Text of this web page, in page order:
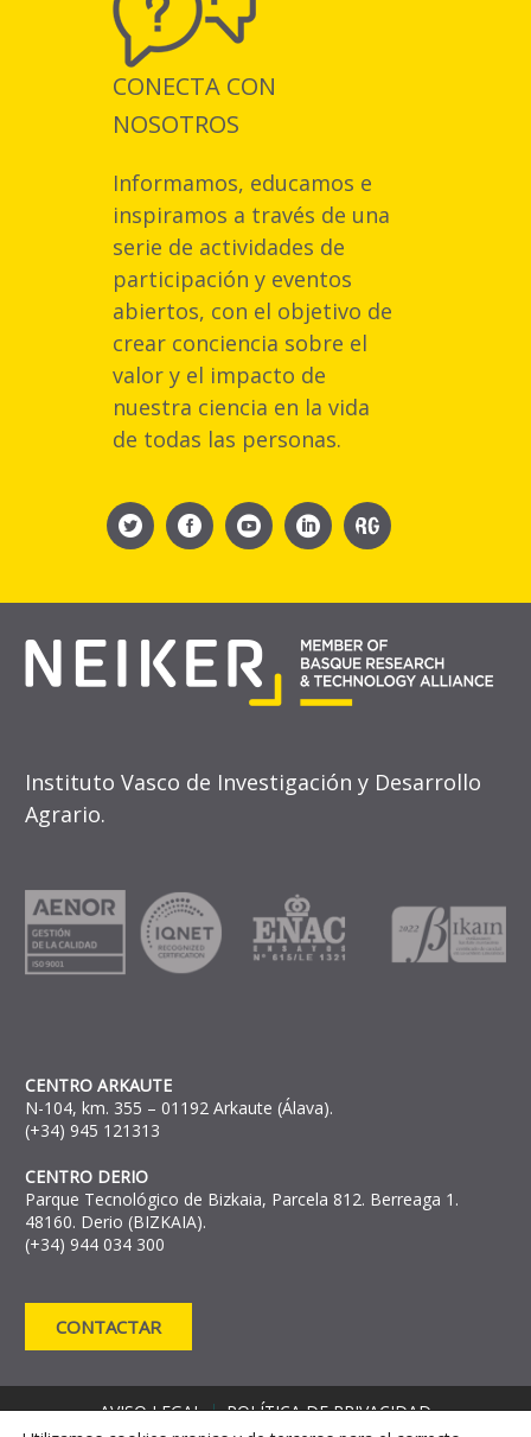
CONECTA CON
NOSOTROS
Informamos, educamos e
inspiramos a través de una
serie de actividades de
participación y eventos
abiertos, con el objetivo de
crear conciencia sobre el
valor y el impacto de
nuestra ciencia en la vida
de todas las personas.
Instituto Vasco de Investigación y Desarrollo
Agrario.
CENTRO ARKAUTE
N-104, km. 355 – 01192 Arkaute (Álava).
(+34) 945 121313
CENTRO DERIO
Parque Tecnológico de Bizkaia, Parcela 812. Berreaga 1.
48160. Derio (BIZKAIA).
(+34) 944 034 300
CONTACTAR
AVISO LEGAL
POLÍTICA DE PRIVACIDAD